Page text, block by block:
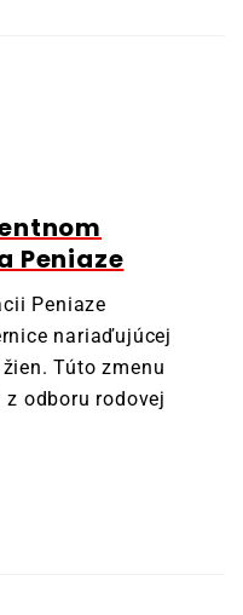
Peniaze
Peniaze
nariaďujúcej
Túto zmenu
odboru rodovej